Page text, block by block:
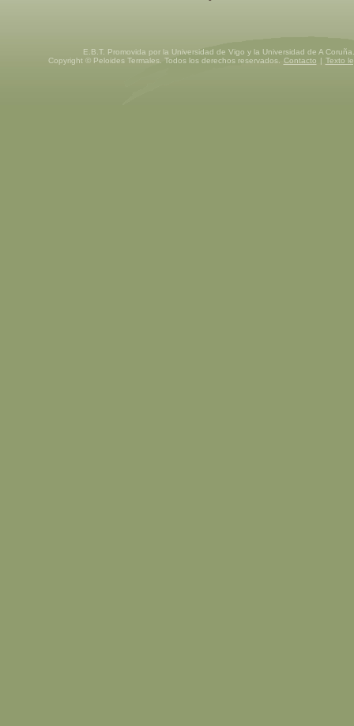
E.B.T. Promovida por la Universidad de Vigo y la Universidad de A
Copyright © Peloides Termales. Todos los derechos reservados.
Contacto | Texto